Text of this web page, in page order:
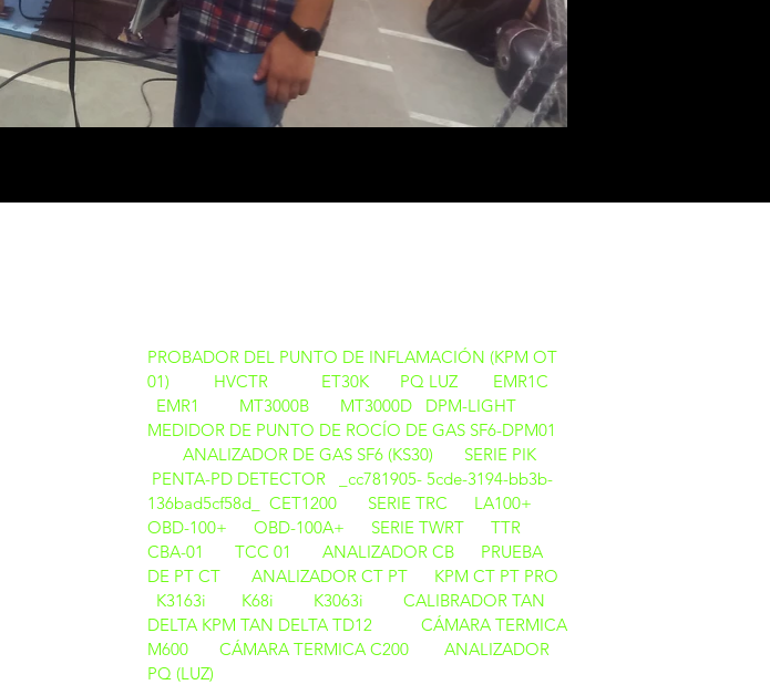
PROBADOR DEL PUNTO DE INFLAMACIÓN (KPM OT
01)
HVCTR ET30K PQ LUZ
EMR1C
EMR1
MT3000B MT3000D
DPM-LIGHT
MEDIDOR DE PUNTO DE ROCÍO DE GAS SF6-DPM01
ANALIZADOR DE GAS SF6 (KS30)
SERIE PIK
PENTA-PD DETECTOR _cc781905- 5cde-3194-bb3b-
136bad5cf58d_ CET1200 SERIE TRC
LA100+
OBD-100+
OBD-100A+ SERIE TWRT
TTR
CBA-01
TCC 01 ANALIZADOR CB
PRUEBA
DE PT CT
ANALIZADOR CT PT
KPM CT PT PRO
K3163i
K68i K3063i
CALIBRADOR TAN
DELTA KPM TAN DELTA TD12
CÁMARA TERMICA
M600
CÁMARA TERMICA C200
ANALIZADOR
PQ (LUZ)